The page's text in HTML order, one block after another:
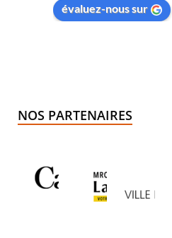
évaluez-nous sur
NOS PARTENAIRES